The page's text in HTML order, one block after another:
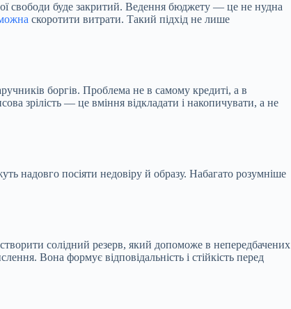
свободи буде закритий. Ведення бюджету — це не нудна
скоротити витрати. Такий підхід не лише
боргів. Проблема не в самому кредиті, а в
зрілість — це вміння відкладати і накопичувати, а не
надовго посіяти недовіру й образу. Набагато розумніше
солідний резерв, який допоможе в непередбачених
Вона формує відповідальність і стійкість перед